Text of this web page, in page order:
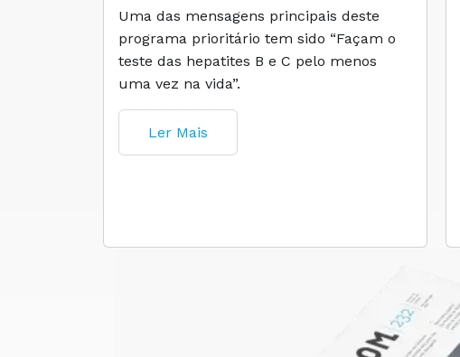
Uma das mensagens principais deste
programa prioritário tem sido “Façam o
teste das hepatites B e C pelo menos
uma vez na vida”.
Ler Mais